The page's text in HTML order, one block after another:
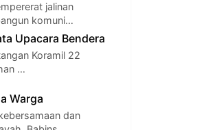
jalinan
komuni…
Upacara Bendera
Koramil 22
…
Warga
dan